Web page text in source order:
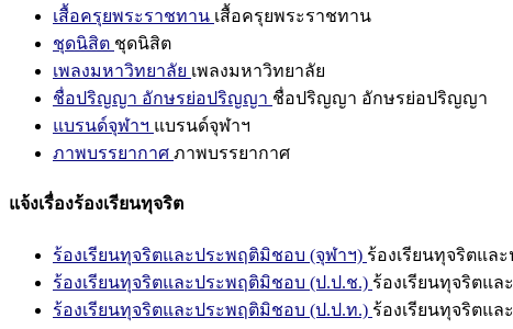
เสื้อครุยพระราชทาน เสื้อครุยพระราชทาน
ชุดนิสิต ชุดนิสิต
เพลงมหาวิทยาลัย เพลงมหาวิทยาลัย
ชื่อปริญญา อักษรย่อปริญญา ชื่อปริญญา อักษรย่อปริญญา
แบรนด์จุฬาฯ แบรนด์จุฬาฯ
ภาพบรรยากาศ ภาพบรรยากาศ
แจ้งเรื่องร้องเรียนทุจริต
ร้องเรียนทุจริตและประพฤติมิชอบ (จุฬาฯ) ร้องเรียนทุจริตแล
ร้องเรียนทุจริตและประพฤติมิชอบ (ป.ป.ช.) ร้องเรียนทุจริตแ
ร้องเรียนทุจริตและประพฤติมิชอบ (ป.ป.ท.) ร้องเรียนทุจริตแ